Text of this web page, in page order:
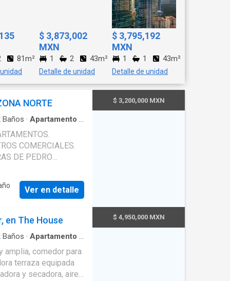
81m²
$ 3,873,002
MXN
1 2 43m²
Detalle de unidad
$ 3,795,192
MXN
1 1 43m²
Detalle de unidad
NORTE
Baños · Apartamento ·
COMERCIALES.
DE PEDRO
DONDE SE
CUENTA CON
SALIDA. UNA LINDA
TANQUE DE GAS
CUENTAN
ABANICOS DE
ESPACIOS TIENE
Y HORNO,
Ver en detalle
$ 3,200,000 MXN
en The House
Baños · Apartamento ·
amplia, comedor para
terraza equipada
y secadora, aire
$ 4,950,000 MXN